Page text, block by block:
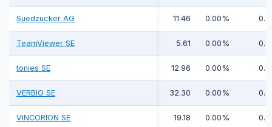
Suedzucker AG 11.46 0.00%
TeamViewer SE 5.61 0.00%
tonies SE 12.96 0.00%
VERBIO SE 32.30 0.00%
VINCORION SE 19.18 0.00%